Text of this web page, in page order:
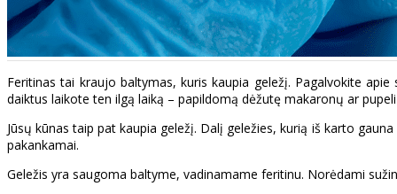
Feritinas tai kraujo baltymas, kuris kaupia geležį. Pagalvokite
daiktus laikote ten ilgą laiką – papildomą dėžutę makaronų ar
Jūsų kūnas taip pat kaupia geležį. Dalį geležies, kurią iš karto
pakankamai.
Geležis yra saugoma baltyme, vadinamame feritinu. Norėdami